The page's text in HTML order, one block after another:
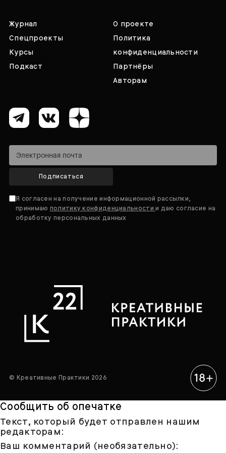
Журнал
Спецпроекты
Курсы
Подкаст
О проекте
Политика
конфиденциальности
Партнёры
Авторам
Подписаться
Я согласен на получение информационной рассылки,
принимаю политику конфиденциальностии даю согласие на
обработку персональных данных
© Креативные Практики 2026
Сообщить об опечатке
Текст, который будет отправлен нашим
редакторам:
Ваш комментарий (необязательно):